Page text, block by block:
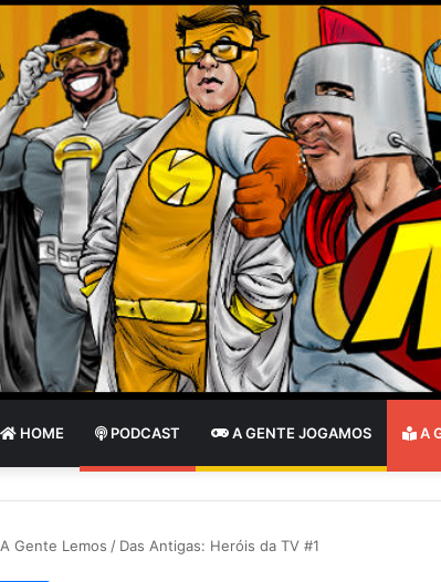
HOME PODCAST A GENTE JOGAMOS A
A Gente Lemos / Das Antigas: Heróis da TV #1